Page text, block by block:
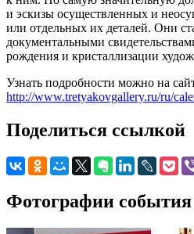
и эскизы осуществленных и
или отдельных их деталей. Они
документальными
рождения и кристаллизации
Узнать подробности можно на
http://www.tretyakovgallery.ru/ru/
Поделиться ссылкой
Фотографии события